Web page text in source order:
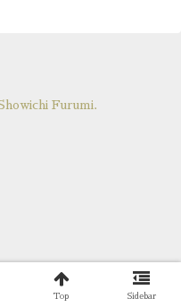
Furumi.
Top Sidebar